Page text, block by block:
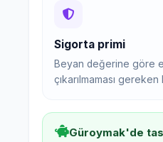
Sigorta primi
Beyan değerine göre
çıkarılmaması gereken
Güroymak'de